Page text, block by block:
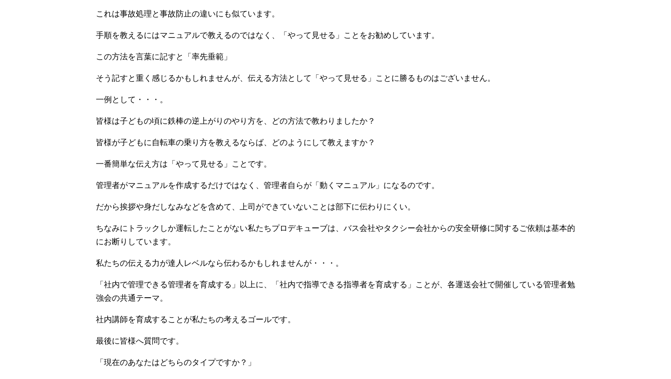
これは事故処理と事故防止の違いにも似ています。
手順を教えるにはマニュアルで教えるのではなく、「やって見せる」ことをお勧めしています。
この方法を言葉に記すと「率先垂範」
そう記すと重く感じるかもしれませんが、伝える方法として「やって見せる」ことに勝るものはございません。
一例として・・・。
皆様は子どもの頃に鉄棒の逆上がりのやり方を、どの方法で教わりましたか？
皆様が子どもに自転車の乗り方を教えるならば、どのようにして教えますか？
一番簡単な伝え方は「やって見せる」ことです。
管理者がマニュアルを作成するだけではなく、管理者自らが「動くマニュアル」になるのです。
だから挨拶や身だしなみなどを含めて、上司ができていないことは部下に伝わりにくい。
ちなみにトラックしか運転したことがない私たちプロデキューブは、バス会社やタクシー会社からの安全研修に関するご依頼は基本的
にお断りしています。
私たちの伝える力が達人レベルなら伝わるかもしれませんが・・・。
「社内で管理できる管理者を育成する」以上に、「社内で指導できる指導者を育成する」ことが、各運送会社で開催している管理者勉
強会の共通テーマ。
社内講師を育成することが私たちの考えるゴールです。
最後に皆様へ質問です。
「現在のあなたはどちらのタイプですか？」